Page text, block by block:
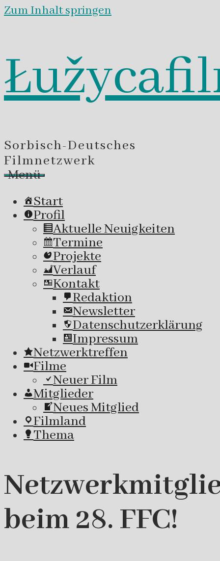
Zum Inhalt springen
Sorbisch-Deutsches
Filmnetzwerk
Menü
Start
Profil
Aktuelle Neuigkeiten
Termine
Projekte
Verlauf
Kontakt
Redaktion
Newsletter
Datenschutzerklärung
Impressum
Netzwerktreffen
Filme
Neuer Film
Mitglieder
Neues Mitglied
Filmland
Thema
beim 28. FFC!